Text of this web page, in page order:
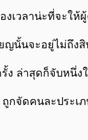
งเวลาน่ะที่จะ
ญนั้นจะอยู่ไม่ถึง
ง ล่าสุดก็จับหนึ่
กจัดคนละประเ